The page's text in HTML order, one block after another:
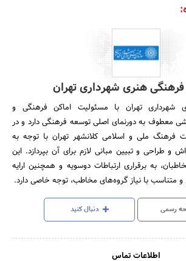
هنری شهرداری تهران
شهرداری تهران با مسئولیت اماکن فرهنگی و
معطوف به دورنمای اصلی توسعه فرهنگی دارد و در
فرهنگ ملی و اسلامی کلانشهر تهران با توجه به
طراحی و تبیین مبانی لازم برای آن بپردازد. این
به برقراری ارتباطات دوسویه و همچنین ارایه
متناسب با نیاز گروه‌های مخاطب، توجه خاصی دارد.
رسمی دنبال کنید
اطلاعات تماس